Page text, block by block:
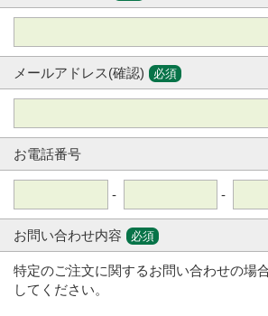
メールアドレス(確認) 必須
お電話番号
- -
お問い合わせ内容 必須
特定のご注文に関するお問い合わせの場
してください。